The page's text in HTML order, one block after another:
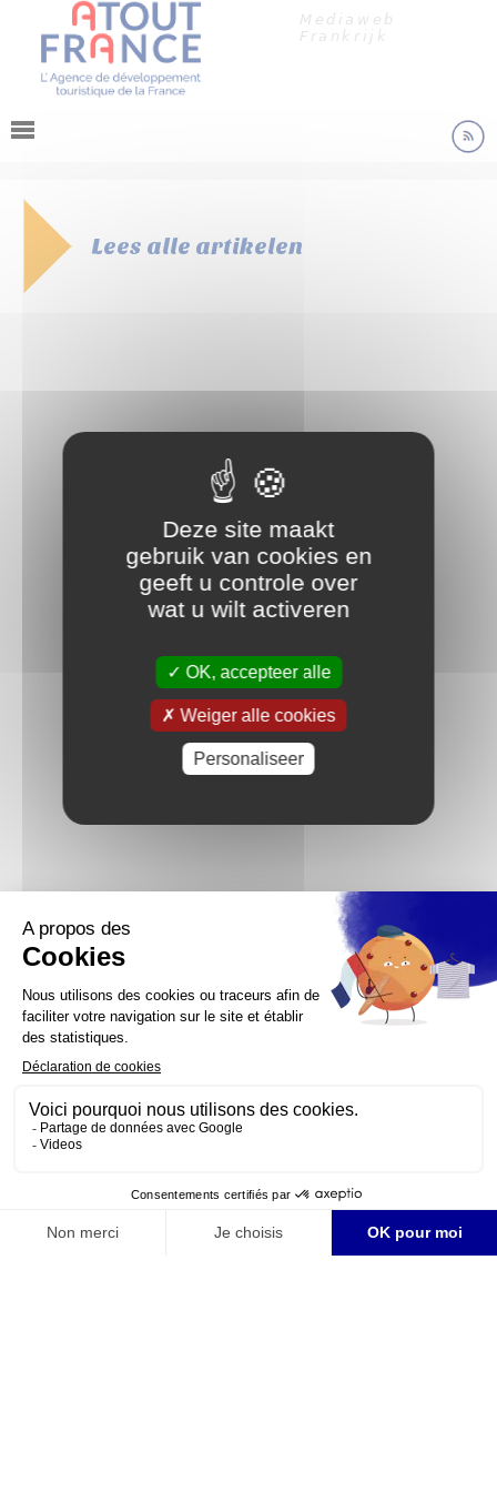
Jump to navigationMediaweb
Frankrijk
Lees alle artikelen
Cookies beheer paneel
Deze site maakt
gebruik van cookies en
geeft u controle over
wat u wilt activeren
OK, accepteer alle
Weiger alle cookies
Personaliseer